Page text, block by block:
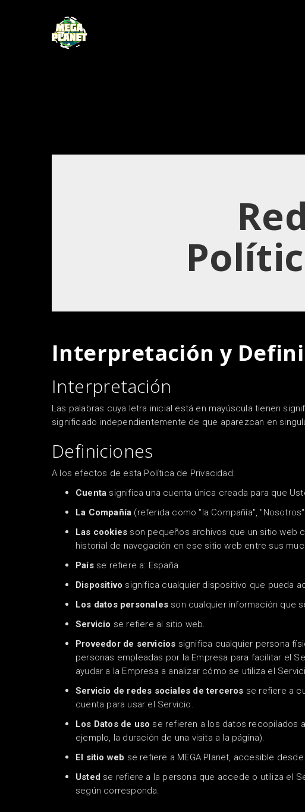
Interpretación y
Interpretación
Las palabras cuya letra inicial está en mayúscula tienen
significado independientemente de que aparezcan en
Definiciones
A los efectos de esta Política de Privacidad:
Cuenta significa una cuenta única creada para que
La Compañía (referida como "la Compañía",
Las cookies son pequeños archivos que un sitio web
historial de navegación en ese sitio web entre sus
Paísse refiere a: España
Dispositivo significa cualquier dispositivo que pueda
Los datos personales son cualquier información que
Servicio se refiere al sitio web.
Proveedor de servicios significa cualquier persona
personas empleadas por la Empresa para facilitar el
ayudar a la Empresa a analizar cómo se utiliza el
Servicio de redes sociales de terceros se refiere a
cuenta para usar el Servicio.
Los Datos de uso se refieren a los datos recopilados
ejemplo, la duración de una visita a la página).
El sitio web se refiere a MEGA Planet, accesible desde
Usted se refiere a la persona que accede o utiliza el
según corresponda.